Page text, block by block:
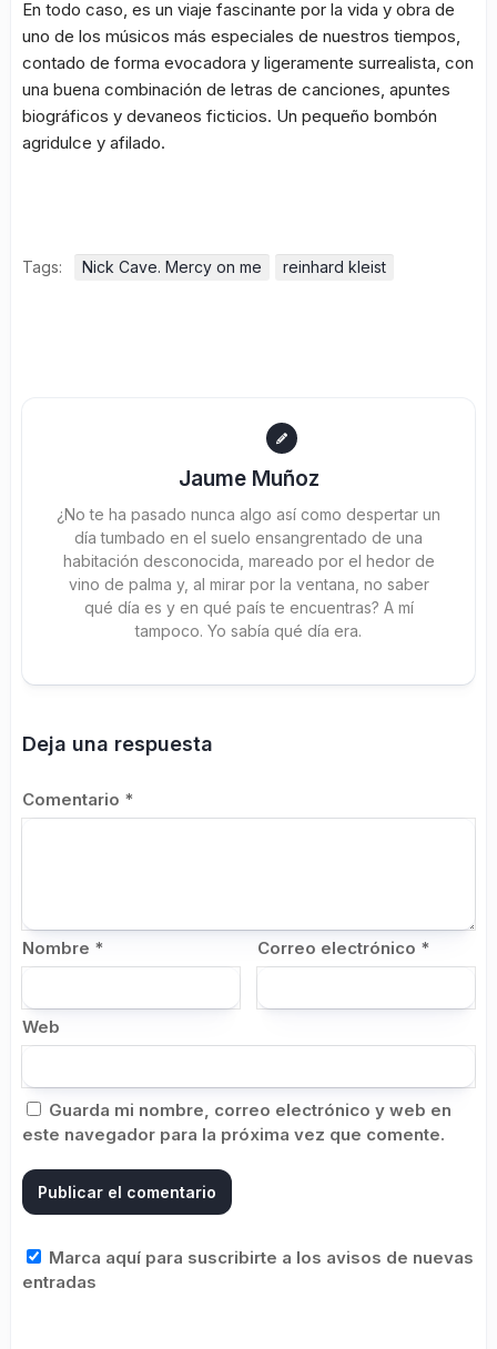
En todo caso, es un viaje fascinante por la vida y obra de
uno de los músicos más especiales de nuestros tiempos,
contado de forma evocadora y ligeramente surrealista, con
una buena combinación de letras de canciones, apuntes
biográficos y devaneos ficticios. Un pequeño bombón
agridulce y afilado.
Tags: Nick Cave. Mercy on me reinhard kleist
Jaume Muñoz
¿No te ha pasado nunca algo así como despertar un
día tumbado en el suelo ensangrentado de una
habitación desconocida, mareado por el hedor de
vino de palma y, al mirar por la ventana, no saber
qué día es y en qué país te encuentras? A mí
tampoco. Yo sabía qué día era.
Deja una respuesta
Comentario *
Nombre * Correo electrónico *
Web
Guarda mi nombre, correo electrónico y web en
este navegador para la próxima vez que comente.
Marca aquí para suscribirte a los avisos de nuevas
entradas